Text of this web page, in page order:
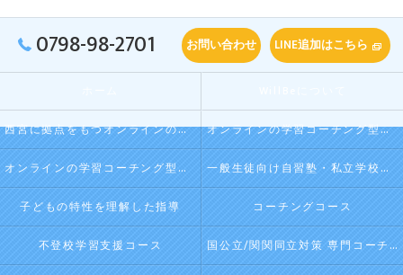
0798-98-2701 お問い合わせ LINE追加はこちら
西宮に拠点をもつオンラインの学習コーチング型・映像授業型の塾･自習塾WillBeの口コミ情報 オンラインの学習コーチング型・映像授業型の塾･自習塾WillBeの評判
オンラインの学習コーチング型・映像授業型の塾･自習塾WillBeのお客様の声 一般生徒向け自習塾・私立学校向け放課後学習
子どもの特性を理解した指導 コーチングコース
不登校学習支援コース 国公立/関関同立対策 専門コーチング